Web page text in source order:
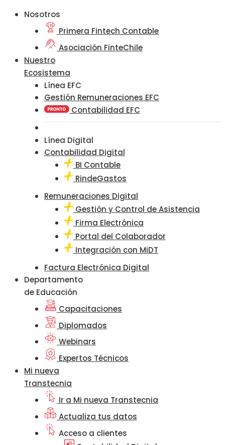
Nosotros
Primera Fintech Contable
Asociación FinteChile
Nuestro
Ecosistema
Línea EFC
Gestión Remuneraciones EFC
Contabilidad EFC
Línea Digital
Contabilidad Digital
BI Contable
RindeGastos
Remuneraciones Digital
Gestión y Control de Asistencia
Firma Electrónica
Portal del Colaborador
Integración con MiDT
Factura Electrónica Digital
Departamento
de Educación
Capacitaciones
Diplomados
Webinars
Expertos Técnicos
Mi nueva
Transtecnia
Ir a Mi nueva Transtecnia
Actualiza tus datos
Acceso a clientes